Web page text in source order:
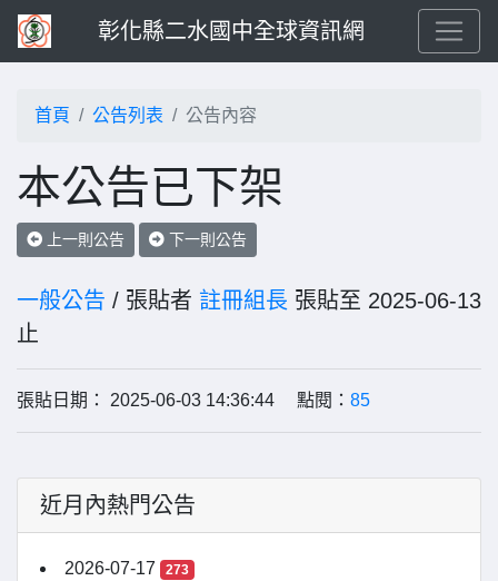
彰化縣二水國中全球資訊網
首頁 公告列表 公告內容
本公告已下架
上一則公告 下一則公告
一般公告 / 張貼者 註冊組長 張貼至 2025-06-13
止
張貼日期： 2025-06-03 14:36:44 點閱： 85
近月內熱門公告
2026-07-17 273